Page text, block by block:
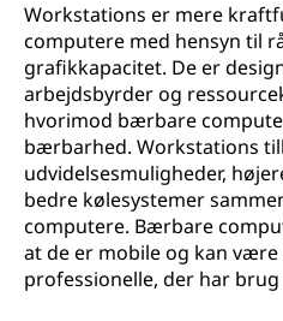
Workstations er mere
computere med hensyn til
grafikkapacitet. De er
arbejdsbyrder og
hvorimod bærbare
bærbarhed. Workstations
udvidelsesmuligheder,
bedre kølesystemer
computere. Bærbare
at de er mobile og kan
professionelle, der har